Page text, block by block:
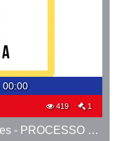
00:00
419 1
LOTE 04 - Fazenda em Cataguases - PROCESSO 9937456-81.2006-TJMG- COMARCA DE BH/MG